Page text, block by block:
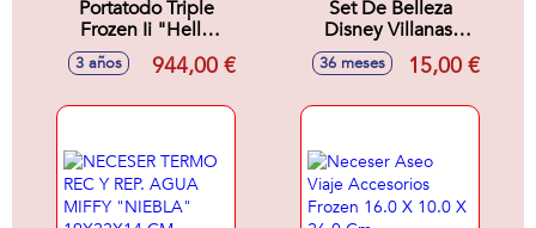
Portatodo Triple
Frozen Ii "Hello
Spring"
22X12X3Cm
3 años 944,00 €
Set De Belleza
Disney Villanas.
Incluye
neceser,cepillo y
36 meses 15,00 €